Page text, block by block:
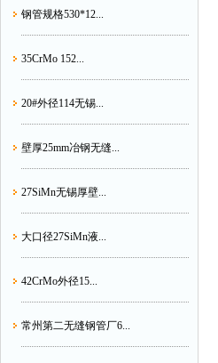
钢管规格530*12...
35CrMo 152...
20#外径114无锡...
壁厚25mm冶钢无缝...
27SiMn无锡厚壁...
大口径27SiMn液...
42CrMo外径15...
常州第二无缝钢管厂6...